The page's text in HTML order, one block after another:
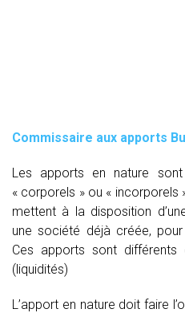
Commissaire aux apports
Les apports en nature
« corporels » ou « incorporels
mettent à la disposition
une société déjà créée,
Ces apports sont différents
(liquidités)
L’apport en nature doit faire